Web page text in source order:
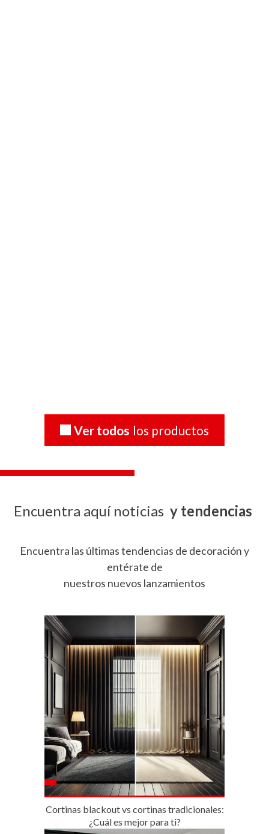
Ver todos los productos
Encuentra aquí noticias y tendencias
Encuentra las últimas tendencias de decoración y
entérate de
nuestros nuevos lanzamientos
Cortinas blackout vs cortinas tradicionales:
¿Cuál es mejor para ti?